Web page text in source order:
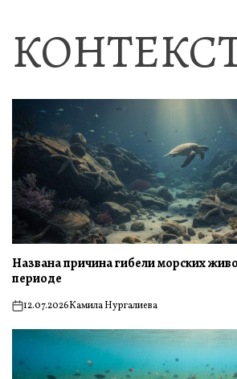
Названа причина гибели морских
периоде
on12.07.2026Камила Нургалиева